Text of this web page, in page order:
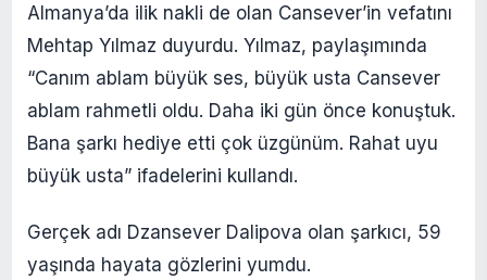
Almanya’da ilik nakli de olan Cansever’in vefatını
Mehtap Yılmaz duyurdu. Yılmaz, paylaşımında
“Canım ablam büyük ses, büyük usta Cansever
ablam rahmetli oldu. Daha iki gün önce konuştuk.
Bana şarkı hediye etti çok üzgünüm. Rahat uyu
büyük usta” ifadelerini kullandı.
Gerçek adı Dzansever Dalipova olan şarkıcı, 59
yaşında hayata gözlerini yumdu.